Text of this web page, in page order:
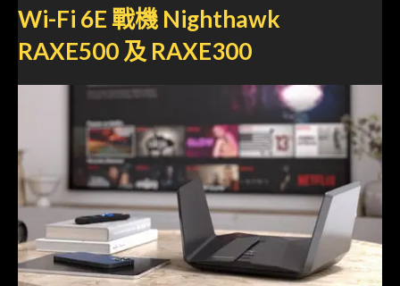
Wi-Fi 6E 戰機 Nighthawk
RAXE500 及 RAXE300